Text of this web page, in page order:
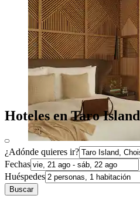
Hoteles en Taro Island
¿Adónde quieres ir?
Fechas
Huéspedes
Buscar